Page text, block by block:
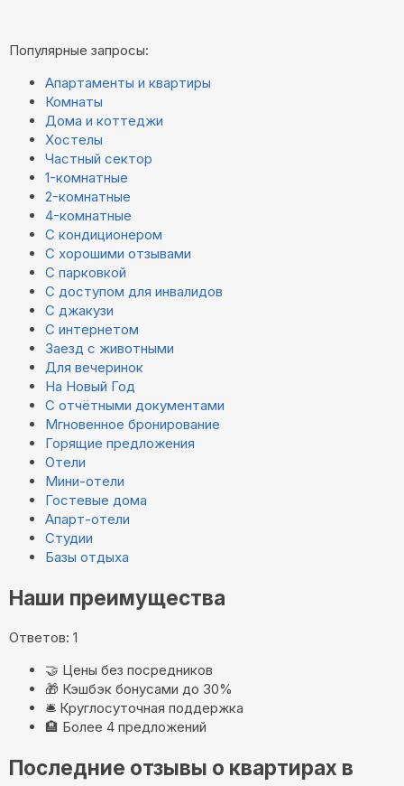
Популярные запросы:
Апартаменты и квартиры
Комнаты
Дома и коттеджи
Хостелы
Частный сектор
1-комнатные
2-комнатные
4-комнатные
С кондиционером
С хорошими отзывами
С парковкой
С доступом для инвалидов
С джакузи
С интернетом
Заезд с животными
Для вечеринок
На Новый Год
С отчётными документами
Мгновенное бронирование
Горящие предложения
Отели
Мини-отели
Гостевые дома
Апарт-отели
Студии
Базы отдыха
Наши преимущества
Ответов: 1
🤝 Цены без посредников
🎁 Кэшбэк бонусами до 30%
🛎️ Круглосуточная поддержка
🏨 Более 4 предложений
Последние отзывы о квартирах в